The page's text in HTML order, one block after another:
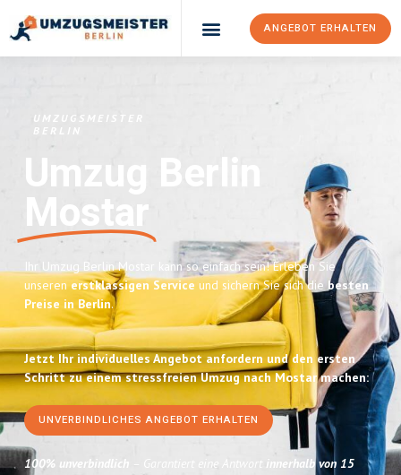
ANGEBOT ERHALTEN
UMZUGSMEISTER
BERLIN
Umzug Berlin
Mostar
Ihr Umzug Berlin Mostar kann so einfach sein! Erleben Sie
unserenerstklassigen Serviceund sichern Sie sich diebesten
Preise in Berlin.
Jetzt Ihr individuelles Angebot anfordern und den ersten
Schritt zu einem stressfreien Umzug nach Mostar machen:
UNVERBINDLICHES ANGEBOT ERHALTEN
100% unverbindlich – Garantiert eine Antwort innerhalb von 15